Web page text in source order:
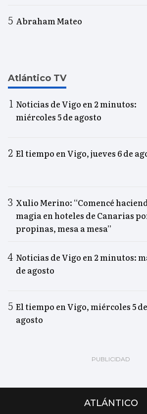
Abraham Mateo
Atlántico TV
Noticias de Vigo en 2 minutos:
miércoles 5 de agosto
El tiempo en Vigo, jueves 6 de
Xulio Merino: “Comencé
magia en hoteles de Canarias
propinas, mesa a mesa”
Noticias de Vigo en 2 minutos:
de agosto
El tiempo en Vigo, miércoles 5 de
agosto
ATLÁNTICO